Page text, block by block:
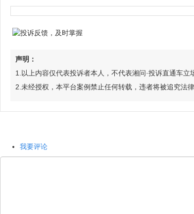
声明：
1.以上内容仅代表投诉者本人，不代表湘问·投诉直通车立
2.未经授权，本平台案例禁止任何转载，违者将被追究法律
我要评论